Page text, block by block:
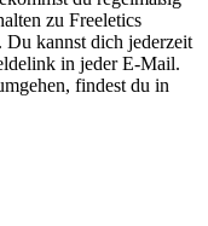
zu Freeletics
Du kannst dich jederzeit
in jeder E-Mail.
findest du in